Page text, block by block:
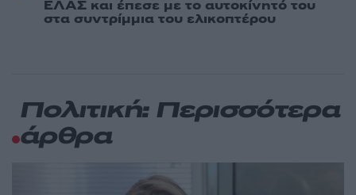
ΕΛΑΣ και έπεσε με το αυτοκίνητό του
στα συντρίμμια του ελικοπτέρου
Πολιτική: Περισσότερα
άρθρα